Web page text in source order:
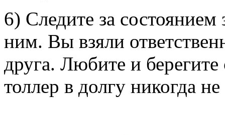
6) Следите за
ним. Вы взяли
друга. Любите и
толлер в долгу никогда